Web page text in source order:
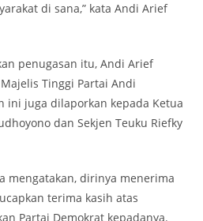
di sana,” kata Andi Arief
penugasan itu, Andi Arief
Tinggi Partai Andi
ini juga dilaporkan kepada Ketua
dan Sekjen Teuku Riefky
mengatakan, dirinya menerima
terima kasih atas
Partai Demokrat kepadanya.